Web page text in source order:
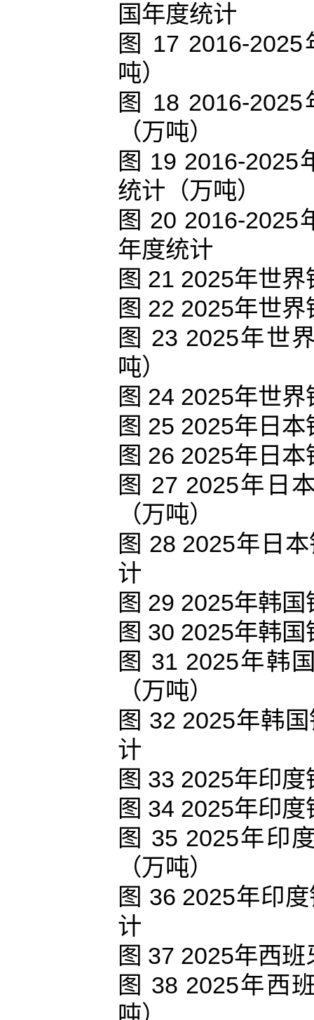
国年度统计
图 17 2016-
吨）
图 18 2016-
（万吨）
图 19 2016-2025
统计（万吨）
图 20 2016-2025
年度统计
图 21 2025年世
图 22 2025年世
图 23 2025年世
吨）
图 24 2025年世
图 25 2025年日
图 26 2025年日
图 27 2025年日
（万吨）
图 28 2025年日
计
图 29 2025年韩
图 30 2025年韩
图 31 2025年韩
（万吨）
图 32 2025年韩
计
图 33 2025年印
图 34 2025年印
图 35 2025年印
（万吨）
图 36 2025年印
计
图 37 2025年西
图 38 2025年西
吨）